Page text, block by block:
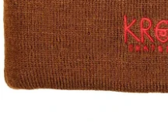
POLOS
STICKER
DIVERSE ACCESSORIES